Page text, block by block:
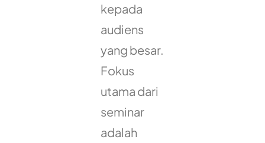
kepada
audiens
yang besar.
Fokus
utama dari
seminar
adalah